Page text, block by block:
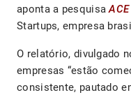
aponta a pesquisa
Startups, empresa
O relatório, divulgado
empresas “estão
consistente, pautado